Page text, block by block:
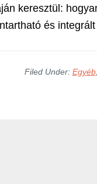
keresztül:
és
Filed Under: Egyéb,